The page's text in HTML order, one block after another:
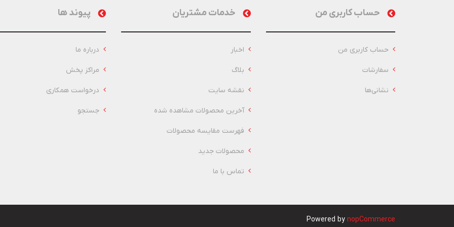
حساب کاربری من
حساب کاربری من
سفارشات
نشانی‌ها
خدمات مشتریان
اخبار
بلاگ
نقشه سایت
آخرین محصولات مشاهده شده
فهرست مقایسه محصولات
محصولات جدید
تماس با ما
پیوند ها
درباره ما
مراکز پخش
درخواست همکاری
جستجو
Powered bynopCommerce